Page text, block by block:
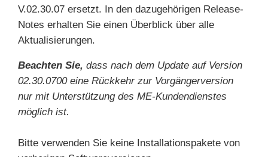
V.02.30.07 ersetzt. In den dazugehörigen Release-
Notes erhalten Sie einen Überblick über alle
Aktualisierungen.
Beachten Sie, dass nach dem Update auf Version
02.30.0700 eine Rückkehr zur Vorgängerversion
nur mit Unterstützung des ME-Kundendienstes
möglich ist.
Bitte verwenden Sie keine Installationspakete von